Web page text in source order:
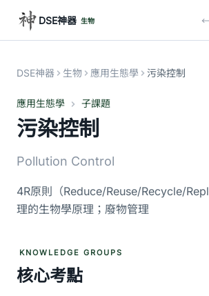
DSE神器 生物
DSE神器 生物 應用生態學 污染控制
應用生態學 子課題
污染控制
Pollution Control
4R原則（Reduce/Reuse/Recycle/
理的生物學原理；廢物管理
KNOWLEDGE GROUPS
核心考點